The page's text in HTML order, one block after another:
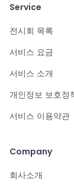
Service
전시회 목록
서비스 요금
서비스 소개
개인정보 보호정
서비스 이용약관
Company
회사소개